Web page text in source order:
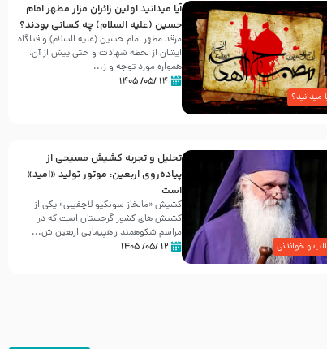
میدانید؟
آیا میدانید اولین زائران مزار مطهر امام
حسین (علیه السلام) چه کسانی بودند؟
مرقد مطهر امام حسین (علیه السلام) و قتلگاه
ایشان از لحظه شهادت و حتی پیش از آن،
همواره مورد توجه و ز...
۱۴ /۰۵/ ۱۴۰۵
و خواندنی
تحلیل و تجربه کشیش مسیحی از
پیاده‌روی اربعین: موتور تولید «امید»
است
کشیش «مالخاز سونگیو لاچفیلی» یکی از
کشیش های کشور گرجستان است که در
مراسم شکوهمند راهپیمایی اربعین ش...
۱۲ /۰۵/ ۱۴۰۵